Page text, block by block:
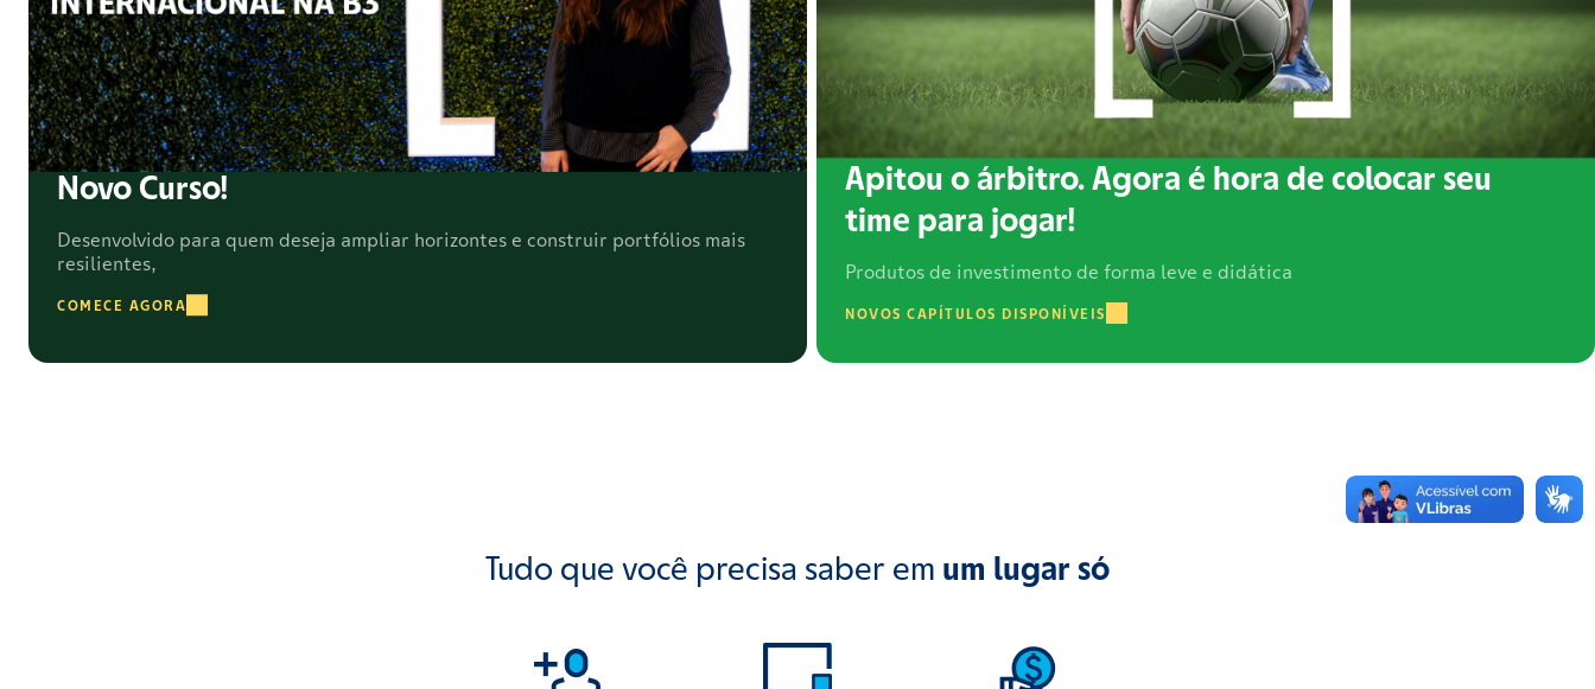
Novo Curso!
Desenvolvido para quem deseja ampliar horizontes e construir portfólios mais
resilientes,
COMECE AGORA
Apitou o árbitro. Agora é hora de colocar seu
time para jogar!
Produtos de investimento de forma leve e didática
NOVOS CAPÍTULOS DISPONÍVEIS
Tudo que você precisa saber em um lugar só